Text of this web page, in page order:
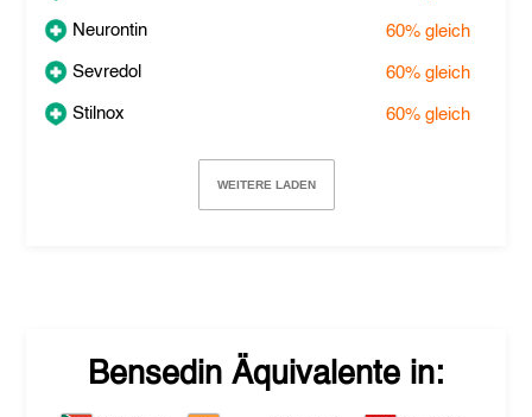
Neurontin 60% gleich
Sevredol 60% gleich
Stilnox 60% gleich
WEITERE LADEN
Bensedin Äquivalente in: